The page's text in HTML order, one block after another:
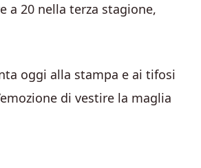
a 20 nella terza stagione,
oggi alla stampa e ai tifosi
di vestire la maglia